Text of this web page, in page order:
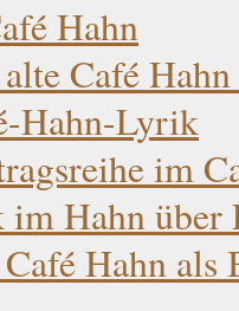
Hahn
Café
Hahn-Lyrik
im
im Hahn über
Hahn als